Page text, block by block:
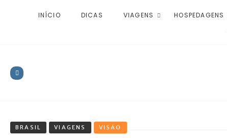
INÍCIO DICAS VIAGENS HOSPEDAGENS
BRASIL VIAGENS VISÃO